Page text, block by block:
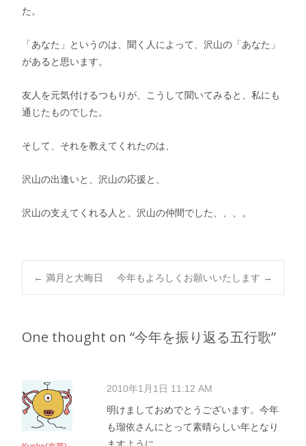
た。
「あなた」というのは、聞く人によって、沢山の「あなた」
があると思います。
友人を元気付けるつもりが、こうして聞いてみると、私にも
通じたものでした。
そして、それを教えてくれたのは、
沢山の出逢いと、沢山の応援と、
沢山の支えてくれる人と、沢山の仲間でした、、、。
Post
navigation
← 満月と大晦日 今年もよろしくお願いいたします →
One thought on “今年を振り返る五行歌”
2010年1月1日 11:12 AM
明けましておめでとうございます。今年
も瑠依さんにとって素晴らしい年となり